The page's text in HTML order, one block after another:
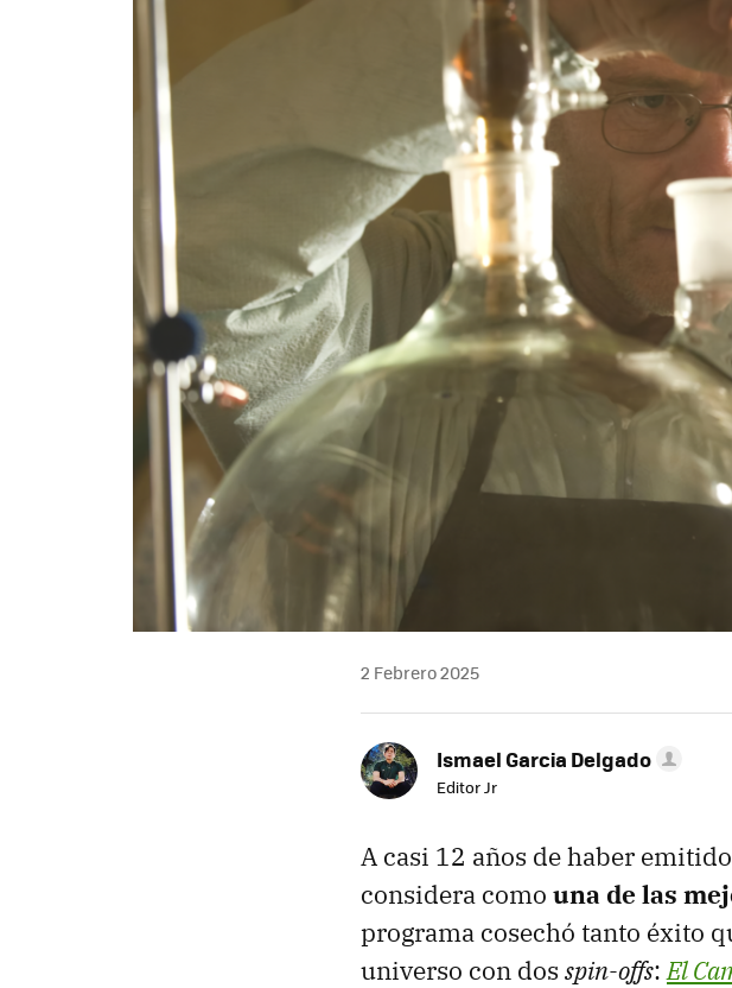
2 Febrero 2025
Ismael Garcia Delgado
Editor Jr
A casi 12 años de haber
considera como una de las
programa cosechó tanto éxito
universo con dos spin-offs:El